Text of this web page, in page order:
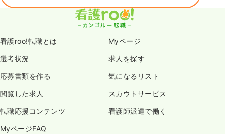
看護roo!転職とは Myページ
選考状況 求人を探す
応募書類を作る 気になるリスト
閲覧した求人 スカウトサービス
転職応援コンテンツ 看護師派遣で働く
MyページFAQ